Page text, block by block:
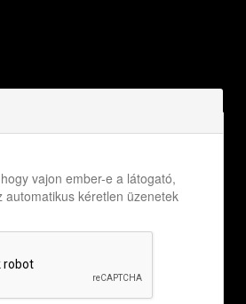
vajon ember-e a látogató,
automatikus kéretlen üzenetek